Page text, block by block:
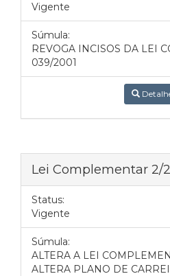
Vigente
Súmula:
REVOGA INCISOS DA LEI
039/2001
Lei Complementar 2/
Status:
Vigente
Súmula:
ALTERA A LEI
ALTERA PLANO DE